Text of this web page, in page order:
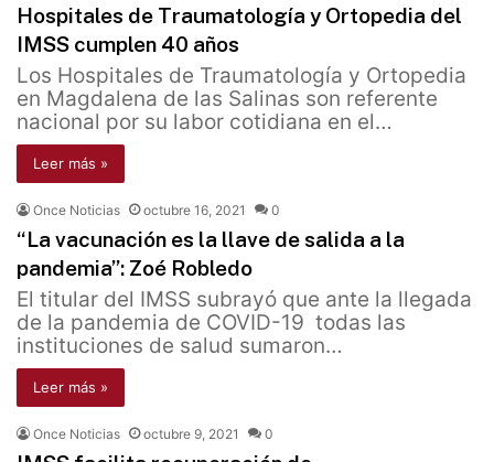
Hospitales de Traumatología y Ortopedia del
IMSS cumplen 40 años
Los Hospitales de Traumatología y Ortopedia
en Magdalena de las Salinas son referente
nacional por su labor cotidiana en el…
Leer más »
Once Noticias octubre 16, 2021 0
“La vacunación es la llave de salida a la
pandemia”: Zoé Robledo
El titular del IMSS subrayó que ante la llegada
de la pandemia de COVID-19 todas las
instituciones de salud sumaron…
Leer más »
Once Noticias octubre 9, 2021 0